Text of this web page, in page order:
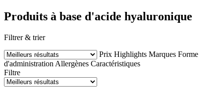
Produits à base d'acide hyaluronique
Filtrer & trier
Prix Highlights Marques Forme
d'administration Allergènes Caractéristiques
Filtre